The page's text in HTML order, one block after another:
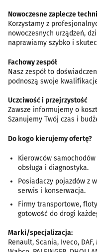
Nowoczesne zaplecze
Korzystamy z
nowoczesnych urządzeń,
naprawiamy szybko i
Fachowy zespół
Nasz zespół to
podnoszą swoje
Uczciwość i przejrzystość
Zawsze informujemy o
Szanujemy Twój czas i
Do kogo kierujemy ofertę?
Kierowców
obsługa i diagnostyka.
Posiadaczy pojazdów z
serwis i konserwacja.
Firmy transportowe,
gotowość do drogi
Marki/specjalizacja:
Renault, Scania, Iveco,